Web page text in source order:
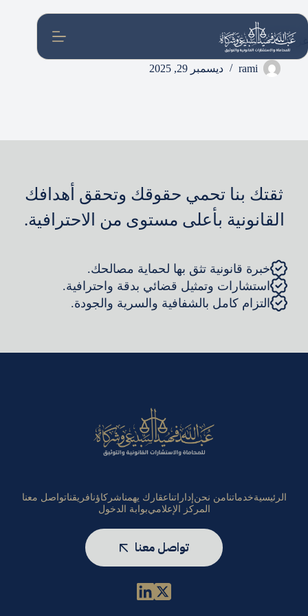
إلى
المحتوى
غرفة الرس
rami ديسمبر 29, 2025
ثقتك بنا تحمي حقوقك وتحقق أهدافك
القانونية بأعلى مستوى من الاحترافية.
خبرة قانونية تثق بها لحماية مصالحك.
استشارات وتمثيل قضائي بدقة واحترافية.
التزام كامل بالشفافية والسرية والجودة.
الرئيسيةخدماتنامن نحنإداراتناعقارك يهمناشركاؤنافريقناتواصل معنا
المركز الإعلاميبوابة الدخول
تواصل معنا